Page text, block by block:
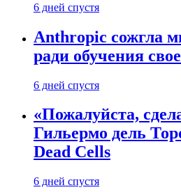
6 дней спустя
Anthropic сожгла
ради обучения
6 дней спустя
«Пожалуйста,
Гильермо дель
Dead Cells
6 дней спустя